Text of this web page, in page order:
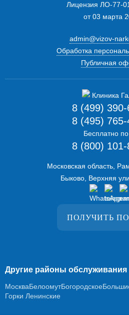
8 (499) 390-
8 (495)
Бесплатно
8 (800)
ПОЛУЧИТЬ
Московская область,
Быково, Верхняя
Лицензия ЛО-77-
от 03 марта
admin@vizov-
Обработка
Публичная
Другие районы обслуживания
МоскваБелоомутБогородское
Горки Ленинские